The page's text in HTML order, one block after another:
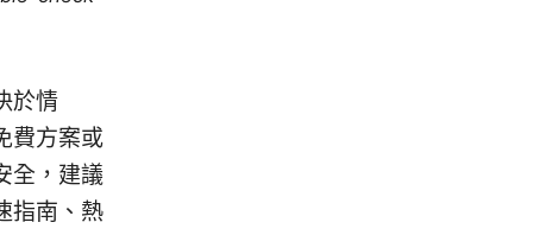
於情
費方案或
全，建議
指南、熱